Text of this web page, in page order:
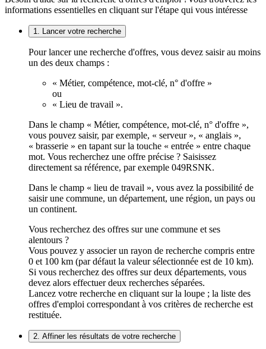
informations essentielles en cliquant sur l'étape qui vous intéresse
1. Lancer votre recherche
Pour lancer une recherche d'offres, vous devez saisir au moins
un des deux champs :
« Métier, compétence, mot-clé, n° d'offre »
ou
« Lieu de travail ».
Dans le champ « Métier, compétence, mot-clé, n° d'offre »,
vous pouvez saisir, par exemple, « serveur », « anglais »,
« brasserie » en tapant sur la touche « entrée » entre chaque
mot. Vous recherchez une offre précise ? Saisissez
directement sa référence, par exemple 049RSNK.
Dans le champ « lieu de travail », vous avez la possibilité de
saisir une commune, un département, une région, un pays ou
un continent.
Vous recherchez des offres sur une commune et ses
alentours ?
Vous pouvez y associer un rayon de recherche compris entre
0 et 100 km (par défaut la valeur sélectionnée est de 10 km).
Si vous recherchez des offres sur deux départements, vous
devez alors effectuer deux recherches séparées.
Lancez votre recherche en cliquant sur la loupe ; la liste des
offres d'emploi correspondant à vos critères de recherche est
restituée.
2. Affiner les résultats de votre recherche